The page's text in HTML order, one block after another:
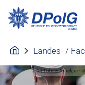
Landes- /
(c) Tobias Arhelger -